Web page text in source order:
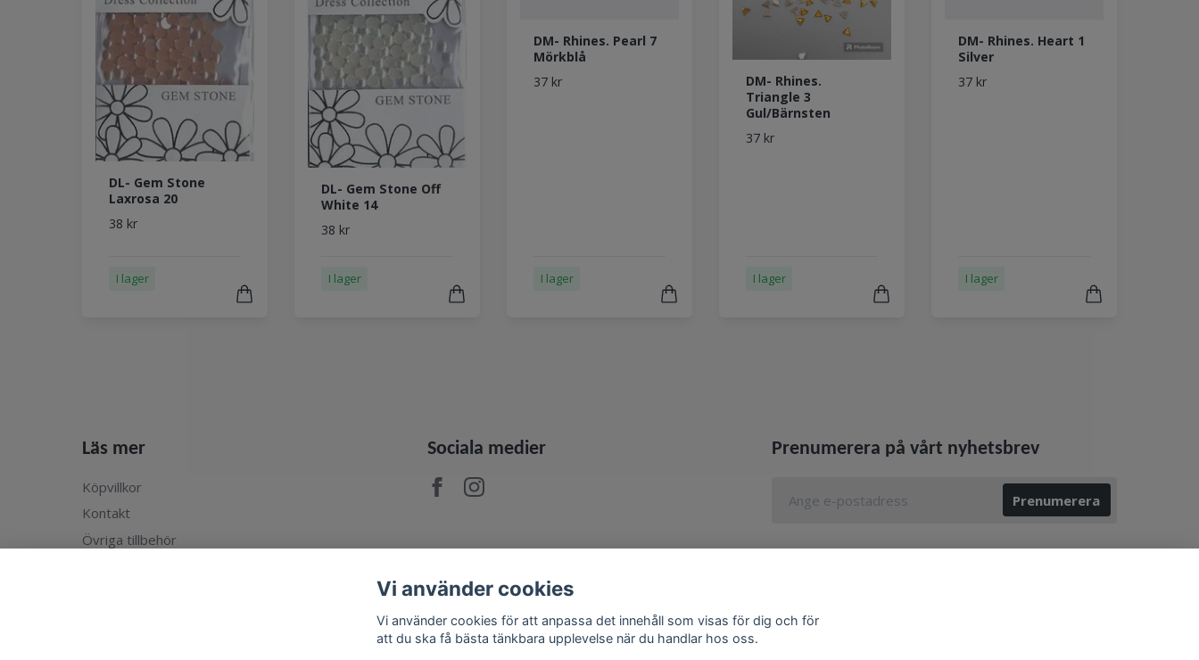
DL- Gem Stone
Laxrosa 20
38 kr
I lager
DL- Gem Stone Off
White 14
38 kr
I lager
DM- Rhines. Pearl 7
Mörkblå
37 kr
I lager
DM- Rhines.
Triangle 3
Gul/Bärnsten
37 kr
I lager
DM- Rhines. Heart 1
Silver
37 kr
I lager
Läs mer
Köpvillkor
Kontakt
Övriga tillbehör
Sociala medier Prenumerera på vårt nyhetsbrev
Prenumerera
Vi använder cookies
Vi använder cookies för att anpassa det innehåll som visas för dig och för
att du ska få bästa tänkbara upplevelse när du handlar hos oss.